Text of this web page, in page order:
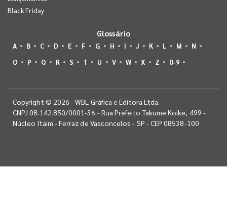
Black Friday
Glossário
A B C D E F G H I J K L M
N
O
P Q R S T U V W X Z 0-9
Copyright © 2026 - WBL Gráfica e Editora Ltda.
CNPJ 08.142.850/0001-36 - Rua Prefeito Takume Koike, 499 -
Núcleo Itaim - Ferraz de Vasconcelos - SP - CEP 08538-100